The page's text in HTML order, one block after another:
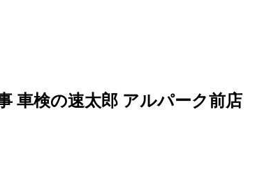
車検の速太郎 アルパーク前店